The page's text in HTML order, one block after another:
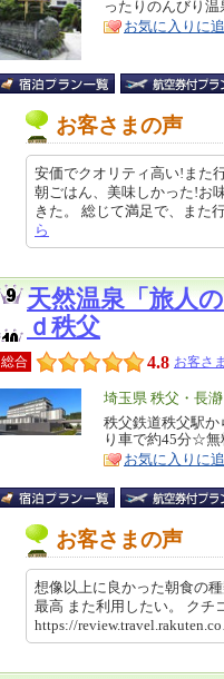
ア
徴
ったりのんびり温
お気に入りに
お客さまの声
安価でクオリティ高い!また
朝ごはん、美味しかった!お
きた。 総じて満足で、ま
ら
天然温泉「旅人
ｄ秩父
総合 4.8 お客さ
エ
リ
ア
埼玉県 秩父・長瀞
特
徴
秩父鉄道秩父駅
り車で約45分☆
お気に入りに
お客さまの声
想像以上に良かった朝食の
最高 また利用したい。 ク
https://